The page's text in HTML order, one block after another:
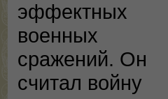
эффектных
военных
сражений. Он
считал войну